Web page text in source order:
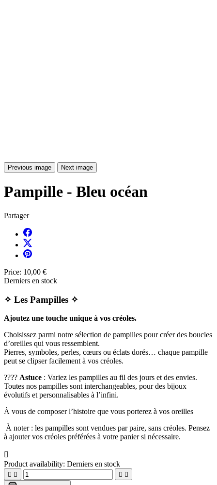
Previous image Next image
Pampille - Bleu océan
Partager
Price: 10,00 €
Derniers en stock
✧ Les Pampilles ✧
Ajoutez une touche unique à vos créoles.
Choisissez parmi notre sélection de pampilles pour créer des boucles
d’oreilles qui vous ressemblent.
Pierres, symboles, perles, cœurs ou éclats dorés… chaque pampille
peut se clipser facilement à vos créoles.
???? Astuce : Variez les pampilles au fil des jours et des envies.
Toutes nos pampilles sont interchangeables, pour des bijoux
évolutifs et personnalisables à l’infini.
À vous de composer l’histoire que vous porterez à vos oreilles
À noter : les pampilles sont vendues par paire, sans créoles. Pensez
à ajouter vos créoles préférées à votre panier si nécessaire.

Product availability: Derniers en stock
   